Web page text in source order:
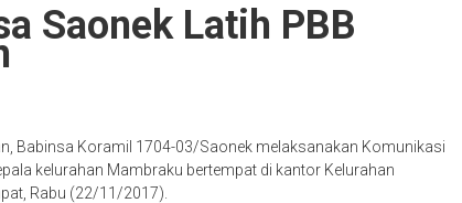
Saonek Latih PBB
Babinsa Koramil 1704-03/Saonek melaksanakan Komunikasi
kelurahan Mambraku bertempat di kantor Kelurahan
Rabu (22/11/2017).